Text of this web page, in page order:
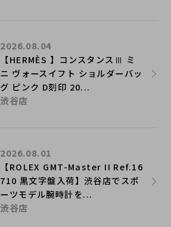
【HERMÈS 】コンスタンスⅢ ミ
ニ ヴォースイフト ショルダーバッ
グ ピンク D刻印 20...
2026.08.04
渋谷店
【ROLEX GMT-Master II Ref.16
710 黒文字盤入荷】渋谷店でスポ
ーツモデル腕時計を...
2026.08.01
渋谷店